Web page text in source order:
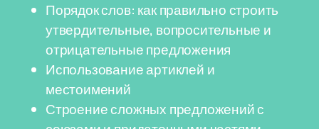
Порядок слов: как правильно строить
утвердительные, вопросительные и
отрицательные предложения
Использование артиклей и
местоимений
Строение сложных предложений с